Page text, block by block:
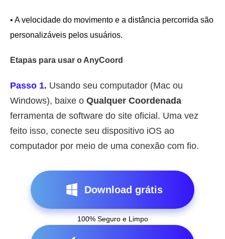
• A velocidade do movimento e a distância percorrida são
personalizáveis pelos usuários.
Etapas para usar o AnyCoord
Passo 1. Usando seu computador (Mac ou
Windows), baixe o Qualquer Coordenada
ferramenta de software do site oficial. Uma vez
feito isso, conecte seu dispositivo iOS ao
computador por meio de uma conexão com fio.
Download grátis
100% Seguro e Limpo